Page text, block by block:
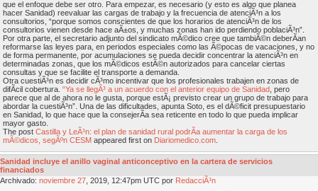
que el enfoque debe ser otro. Para empezar, es necesario (y esto es algo que planea
hacer Sanidad) reevaluar las cargas de trabajo y la frecuencia de atenciÃ³n a los
consultorios, “porque somos conscientes de que los horarios de atenciÃ³n de los
consultorios vienen desde hace aÃ±os, y muchas zonas han ido perdiendo poblaciÃ³n”.
Por otra parte, el secretario adjunto del sindicato mÃ©dico cree que tambiÃ©n deberÃ­an
reformarse las leyes para, en periodos especiales como las Ã©pocas de vacaciones, y no
de forma permanente, por acumulaciones se pueda decidir concentrar la atenciÃ³n en
determinadas zonas, que los mÃ©dicos estÃ©n autorizados para cancelar ciertas
consultas y que se facilite el transporte a demanda.
Otra cuestiÃ³n es decidir cÃ³mo incentivar que los profesionales trabajen en zonas de
difÃ­cil cobertura. “Ya se llegÃ³ a un acuerdo con el anterior equipo de Sanidad , pero
parece que al de ahora no le gusta, porque estÃ¡ previsto crear un grupo de trabajo para
abordar la cuestiÃ³n”. Una de las dificultades, apunta Soto, es el dÃ©ficit presupuestario
en Sanidad, lo que hace que la consejerÃ­a sea reticente en todo lo que pueda implicar
mayor gasto.
The post Castilla y LeÃ³n: el plan de sanidad rural podrÃ­a aumentar la carga de los
mÃ©dicos, segÃºn CESM appeared first on Diariomedico.com
Sanidad incluye el anillo vaginal anticonceptivo en la cartera de servicios
financiados
Archivado: noviembre 27 , 2019, 12:47pm UTC por RedacciÃ³n